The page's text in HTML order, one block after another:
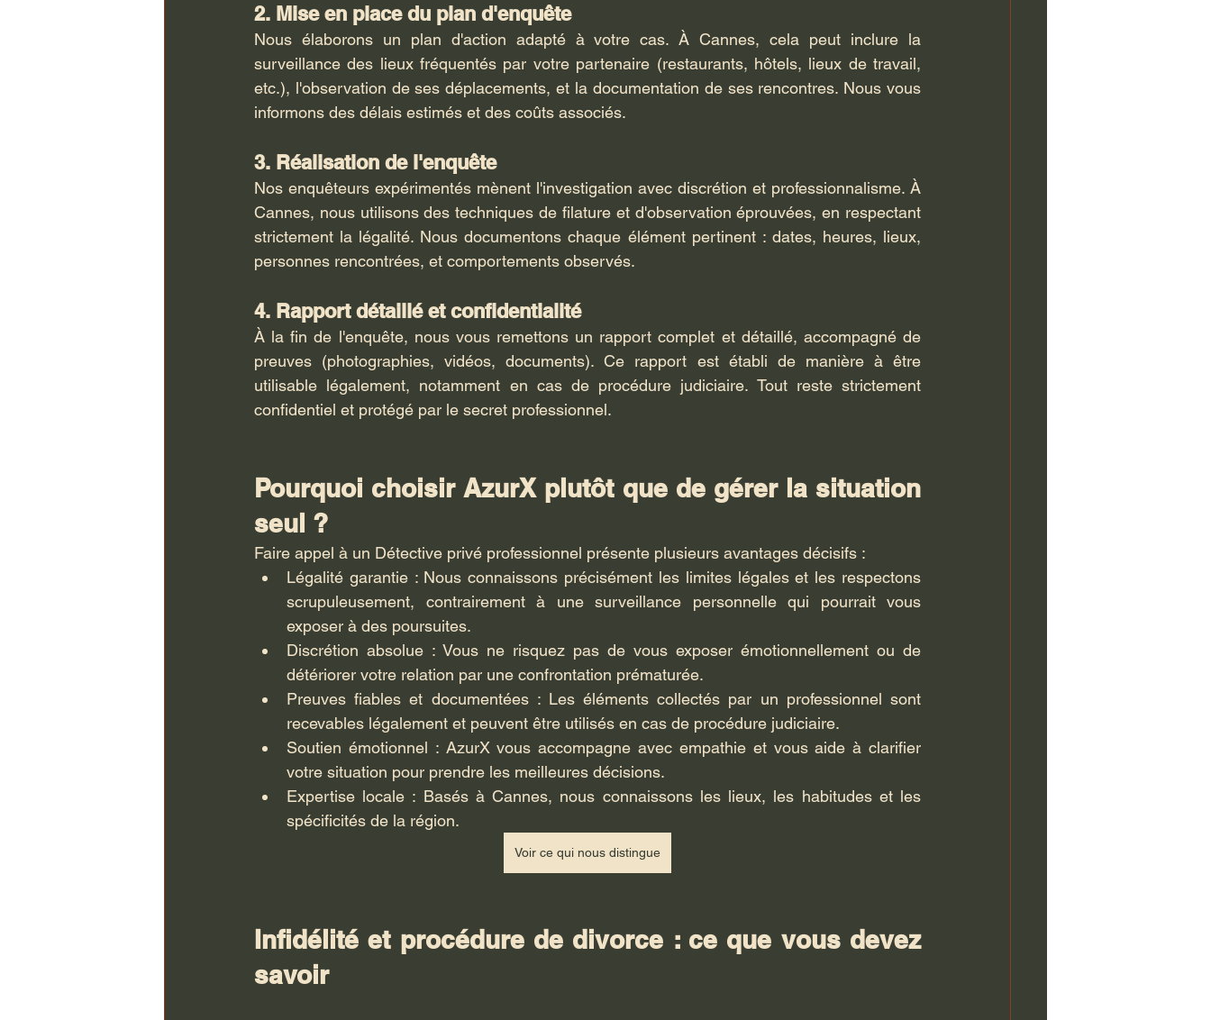
2. Mise en place du plan d'enquête
Nous élaborons un plan d'action adapté à votre cas. À Cannes, cela peut inclure la
surveillance des lieux fréquentés par votre partenaire (restaurants, hôtels, lieux de travail,
etc.), l'observation de ses déplacements, et la documentation de ses rencontres. Nous vous
informons des délais estimés et des coûts associés.
3. Réalisation de l'enquête
Nos enquêteurs expérimentés mènent l'investigation avec discrétion et professionnalisme. À
Cannes, nous utilisons des techniques de filature et d'observation éprouvées, en respectant
strictement la légalité. Nous documentons chaque élément pertinent : dates, heures, lieux,
personnes rencontrées, et comportements observés.
4. Rapport détaillé et confidentialité
À la fin de l'enquête, nous vous remettons un rapport complet et détaillé, accompagné de
preuves (photographies, vidéos, documents). Ce rapport est établi de manière à être
utilisable légalement, notamment en cas de procédure judiciaire. Tout reste strictement
confidentiel et protégé par le secret professionnel.
Pourquoi choisir AzurX plutôt que de gérer la situation
seul ?
Faire appel à un Détective privé professionnel présente plusieurs avantages décisifs :
Légalité garantie : Nous connaissons précisément les limites légales et les respectons
scrupuleusement, contrairement à une surveillance personnelle qui pourrait vous
exposer à des poursuites.
Discrétion absolue : Vous ne risquez pas de vous exposer émotionnellement ou de
détériorer votre relation par une confrontation prématurée.
Preuves fiables et documentées : Les éléments collectés par un professionnel sont
recevables légalement et peuvent être utilisés en cas de procédure judiciaire.
Soutien émotionnel : AzurX vous accompagne avec empathie et vous aide à clarifier
votre situation pour prendre les meilleures décisions.
Expertise locale : Basés à Cannes, nous connaissons les lieux, les habitudes et les
spécificités de la région.
Voir ce qui nous distingue
Infidélité et procédure de divorce : ce que vous devez
savoir